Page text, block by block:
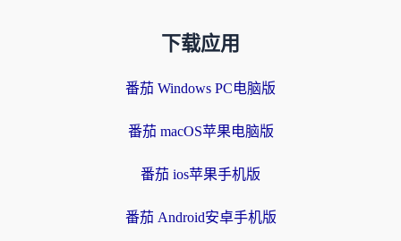
下载应用
番茄 Windows PC电脑版
番茄 macOS苹果电脑版
番茄 ios苹果手机版
番茄 Android安卓手机版